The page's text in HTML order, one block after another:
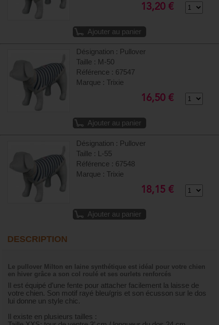
13,20 €
Ajouter au panier
Désignation : Pullover
Taille : M-50
Référence : 67547
Marque : Trixie
16,50 €
Ajouter au panier
Désignation : Pullover
Taille : L-55
Référence : 67548
Marque : Trixie
18,15 €
Ajouter au panier
DESCRIPTION
Le pullover Milton en laine synthétique est idéal pour votre chien
en hiver grâce a son col roulé et ses ourlets renforcés
Il est équipé d’une fente pour attacher facilement la laisse de
votre chien. Son motif rayé bleu/gris et son écusson sur le dos
lui donne un style chic.
Il existe en plusieurs tailles :